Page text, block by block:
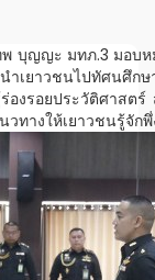
พ บุญญะ มทภ.3 มอ
เยาวชนไปทัศนศึก
องรอยประวัติศาสต
ทางให้เยาวชนรู้จั